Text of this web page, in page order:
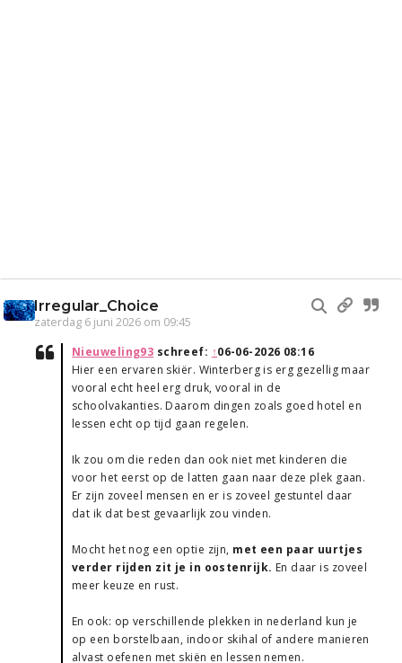
Irregular_Choice
zaterdag 6 juni 2026 om 09:45
Nieuweling93 schreef: ↑06-06-2026 08:16
Hier een ervaren skiër. Winterberg is erg gezellig maar
vooral echt heel erg druk, vooral in de
schoolvakanties. Daarom dingen zoals goed hotel en
lessen echt op tijd gaan regelen.
Ik zou om die reden dan ook niet met kinderen die
voor het eerst op de latten gaan naar deze plek gaan.
Er zijn zoveel mensen en er is zoveel gestuntel daar
dat ik dat best gevaarlijk zou vinden.
Mocht het nog een optie zijn, met een paar uurtjes
verder rijden zit je in oostenrijk. En daar is zoveel
meer keuze en rust.
En ook: op verschillende plekken in nederland kun je
op een borstelbaan, indoor skihal of andere manieren
alvast oefenen met skiën en lessen nemen.